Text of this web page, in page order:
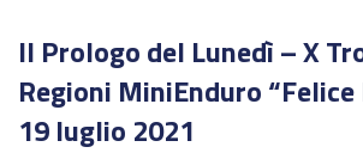
Albo d’oro
Stagioni precedenti
Il Prologo del Lunedì – X
Regioni MiniEnduro
19 luglio 2021